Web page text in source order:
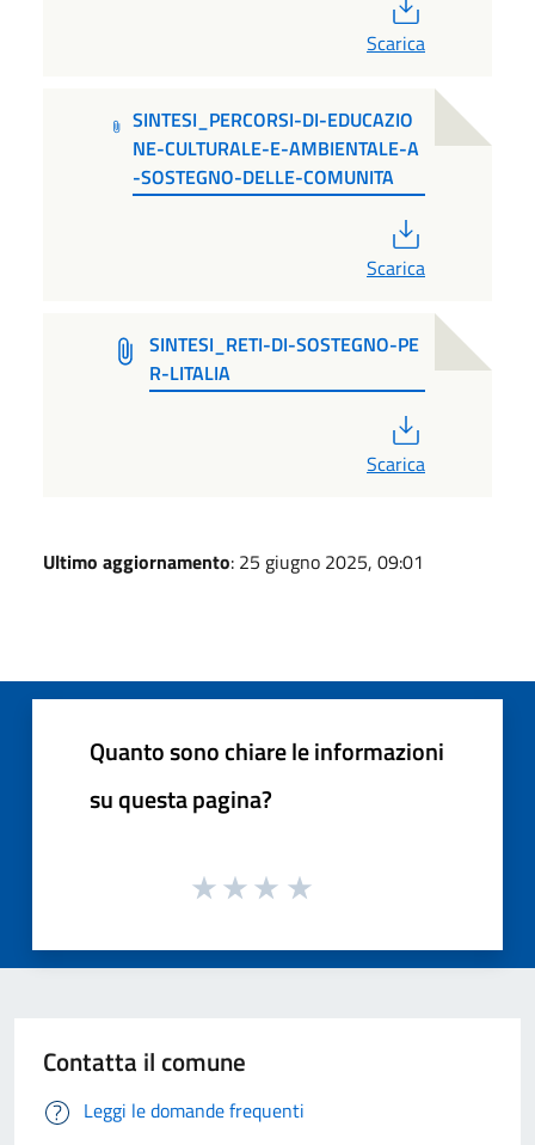
Scarica
SINTESI_PERCORSI-DI-EDUCAZIO
NE-CULTURALE-E-AMBIENTALE-A
-SOSTEGNO-DELLE-COMUNITA
Scarica
SINTESI_RETI-DI-SOSTEGNO-PE
R-LITALIA
Scarica
Ultimo aggiornamento: 25 giugno 2025, 09:01
Quanto sono chiare le informazioni
su questa pagina?
Contatta il comune
Leggi le domande frequenti